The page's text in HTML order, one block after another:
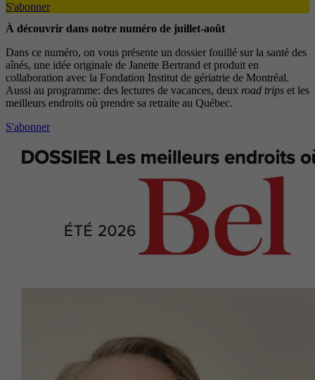
S'abonner
À découvrir dans notre numéro de juillet-août
Dans ce numéro, on vous présente un dossier fouillé sur la santé des
aînés, une idée originale de Janette Bertrand et produit en
collaboration avec la Fondation Institut de gériatrie de Montréal.
Aussi au programme: des lectures de vacances, deux road trips et les
meilleurs endroits où prendre sa retraite au Québec.
S'abonner